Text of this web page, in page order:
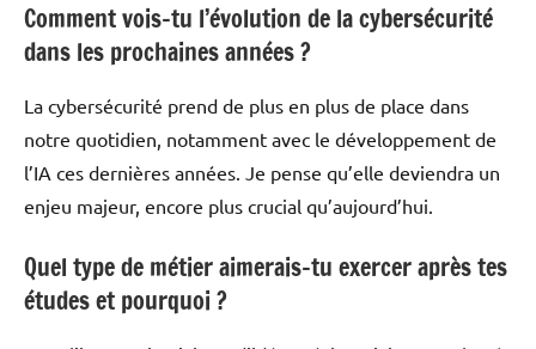
Comment vois-tu l’évolution de la cybersécurité
dans les prochaines années ?
La cybersécurité prend de plus en plus de place dans
notre quotidien, notamment avec le développement de
l’IA ces dernières années. Je pense qu’elle deviendra un
enjeu majeur, encore plus crucial qu’aujourd’hui.
Quel type de métier aimerais-tu exercer après tes
études et pourquoi ?